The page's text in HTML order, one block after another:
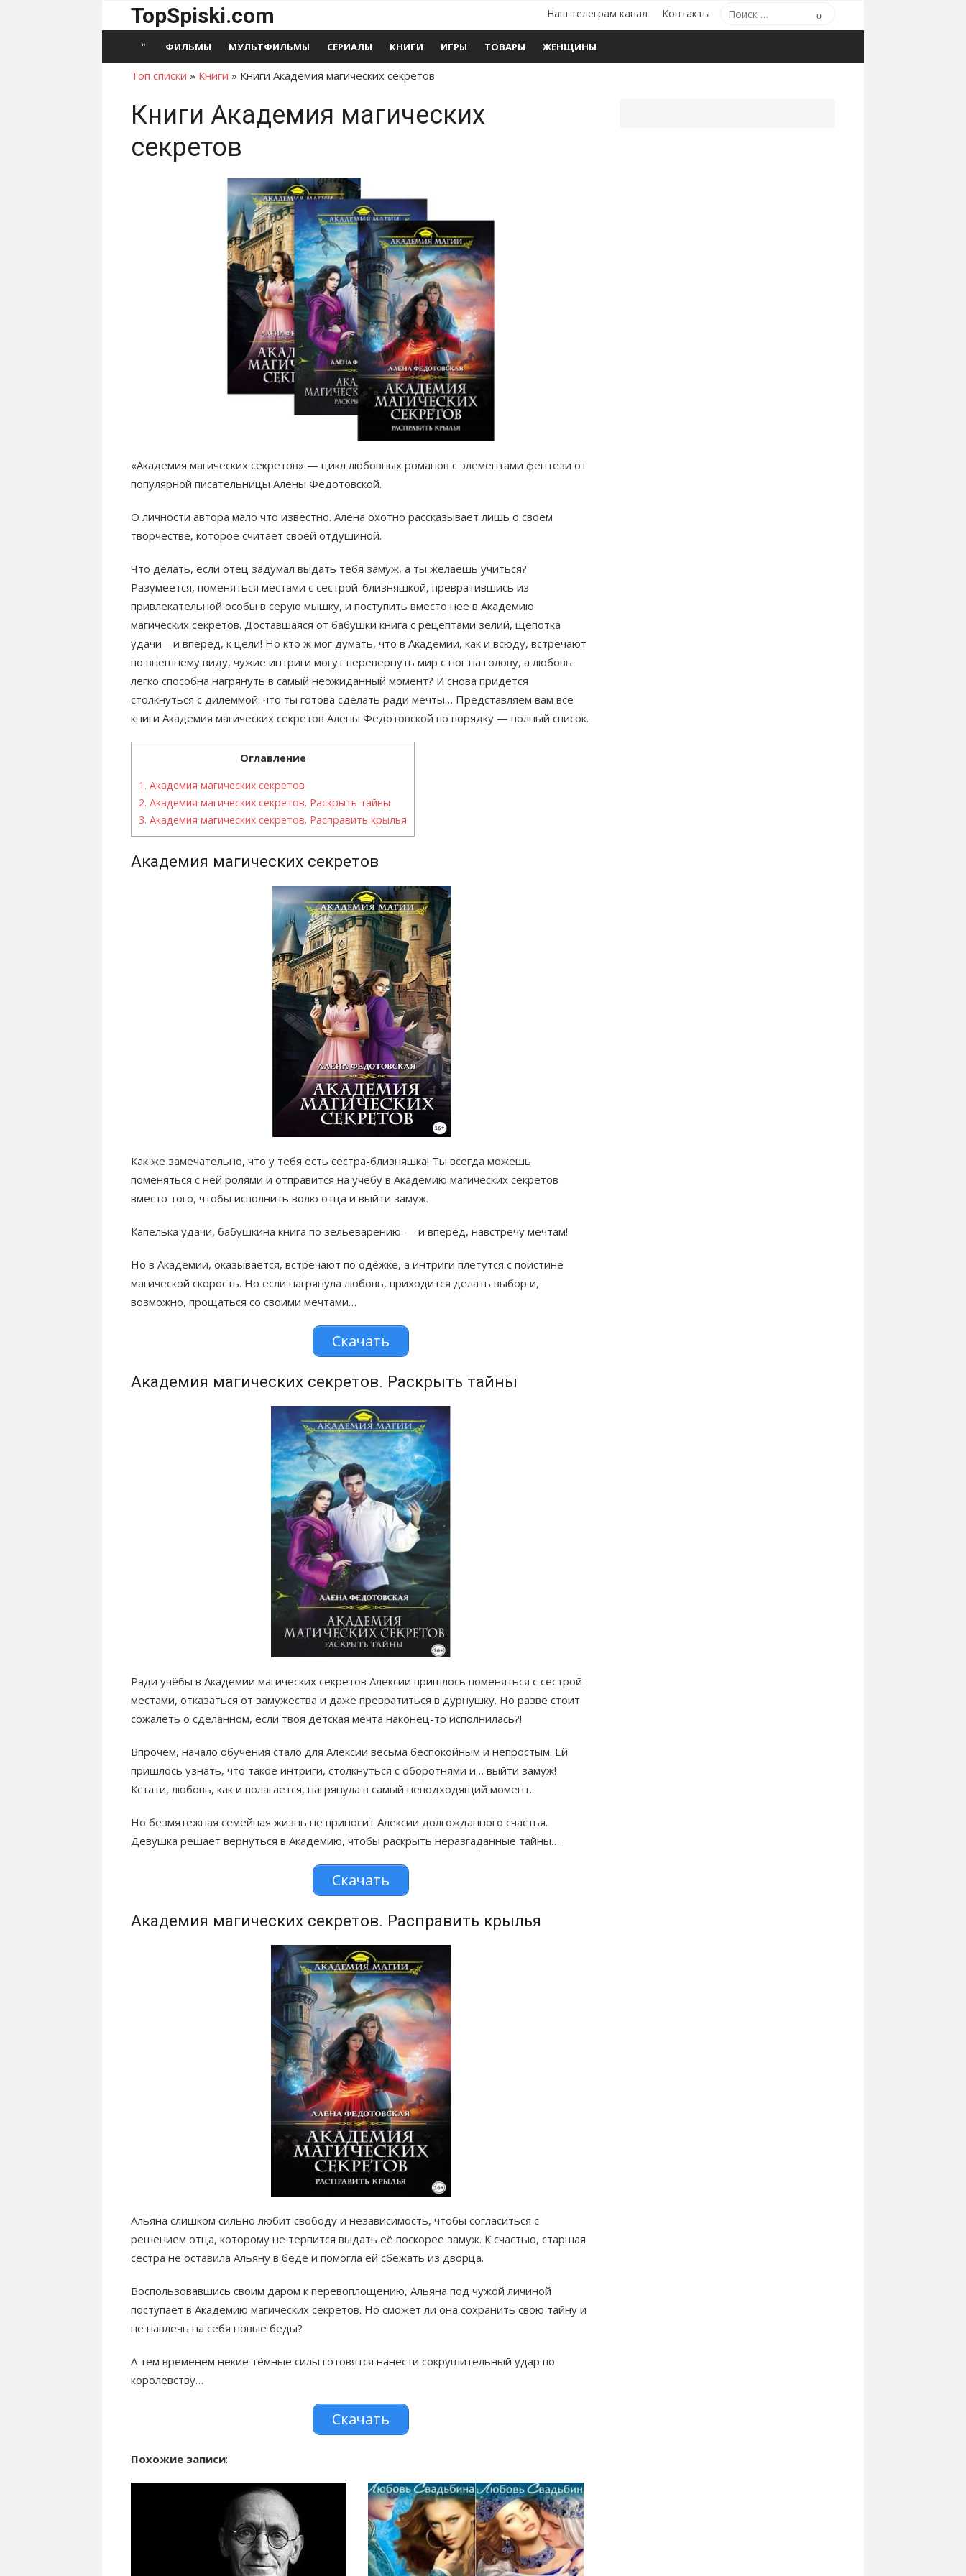
TopSpiski.com
Поиск
по:
Наш телеграм канал Контакты
ФИЛЬМЫ МУЛЬТФИЛЬМЫ СЕРИАЛЫ КНИГИ ИГРЫ ТОВАРЫ ЖЕНЩИНЫ
Топ списки » Книги » Книги Академия магических секретов
Книги Академия магических
секретов
«Академия магических секретов» — цикл любовных романов с элементами фентези от
популярной писательницы Алены Федотовской.
О личности автора мало что известно. Алена охотно рассказывает лишь о своем
творчестве, которое считает своей отдушиной.
Что делать, если отец задумал выдать тебя замуж, а ты желаешь учиться?
Разумеется, поменяться местами с сестрой-близняшкой, превратившись из
привлекательной особы в серую мышку, и поступить вместо нее в Академию
магических секретов. Доставшаяся от бабушки книга с рецептами зелий, щепотка
удачи – и вперед, к цели! Но кто ж мог думать, что в Академии, как и всюду, встречают
по внешнему виду, чужие интриги могут перевернуть мир с ног на голову, а любовь
легко способна нагрянуть в самый неожиданный момент? И снова придется
столкнуться с дилеммой: что ты готова сделать ради мечты… Представляем вам все
книги Академия магических секретов Алены Федотовской по порядку — полный список.
Оглавление
1. Академия магических секретов
2. Академия магических секретов. Раскрыть тайны
3. Академия магических секретов. Расправить крылья
Академия магических секретов
Как же замечательно, что у тебя есть сестра-близняшка! Ты всегда можешь
поменяться с ней ролями и отправится на учёбу в Академию магических секретов
вместо того, чтобы исполнить волю отца и выйти замуж.
Капелька удачи, бабушкина книга по зельеварению — и вперёд, навстречу мечтам!
Но в Академии, оказывается, встречают по одёжке, а интриги плетутся с поистине
магической скорость. Но если нагрянула любовь, приходится делать выбор и,
возможно, прощаться со своими мечтами…
Скачать
Академия магических секретов. Раскрыть тайны
Ради учёбы в Академии магических секретов Алексии пришлось поменяться с сестрой
местами, отказаться от замужества и даже превратиться в дурнушку. Но разве стоит
сожалеть о сделанном, если твоя детская мечта наконец-то исполнилась?!
Впрочем, начало обучения стало для Алексии весьма беспокойным и непростым. Ей
пришлось узнать, что такое интриги, столкнуться с оборотнями и… выйти замуж!
Кстати, любовь, как и полагается, нагрянула в самый неподходящий момент.
Но безмятежная семейная жизнь не приносит Алексии долгожданного счастья.
Девушка решает вернуться в Академию, чтобы раскрыть неразгаданные тайны…
Скачать
Академия магических секретов. Расправить крылья
Альяна слишком сильно любит свободу и независимость, чтобы согласиться с
решением отца, которому не терпится выдать её поскорее замуж. К счастью, старшая
сестра не оставила Альяну в беде и помогла ей сбежать из дворца.
Воспользовавшись своим даром к перевоплощению, Альяна под чужой личиной
поступает в Академию магических секретов. Но сможет ли она сохранить свою тайну и
не навлечь на себя новые беды?
А тем временем некие тёмные силы готовятся нанести сокрушительный удар по
королевству…
Скачать
Похожие записи: